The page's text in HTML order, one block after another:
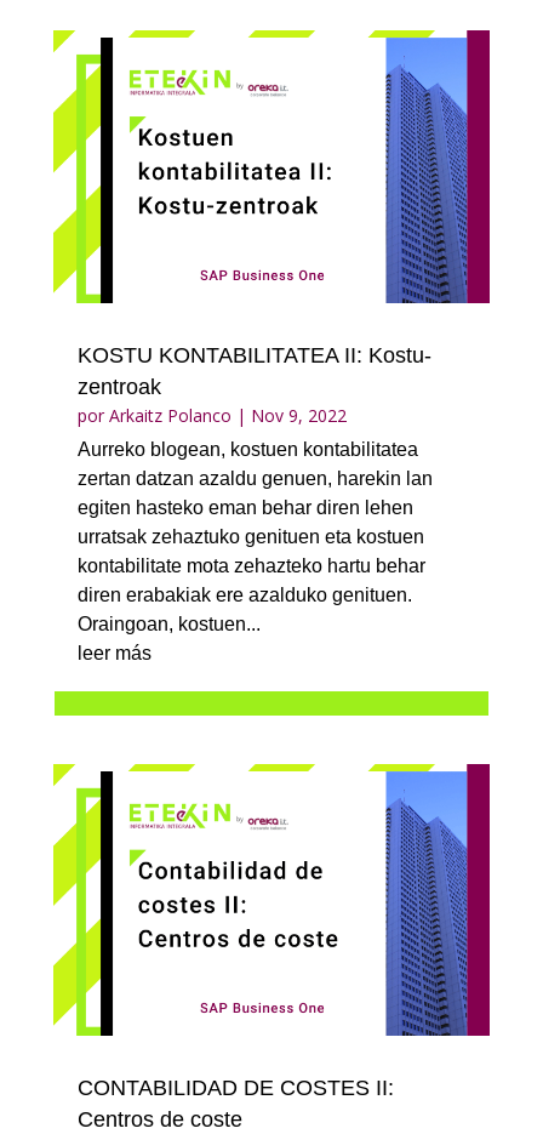
KOSTU KONTABILITATEA II: Kostu-
zentroak
porArkaitz Polanco | Nov 9, 2022
Aurreko blogean, kostuen kontabilitatea
zertan datzan azaldu genuen, harekin lan
egiten hasteko eman behar diren lehen
urratsak zehaztuko genituen eta kostuen
kontabilitate mota zehazteko hartu behar
diren erabakiak ere azalduko genituen.
Oraingoan, kostuen...
leer más
CONTABILIDAD DE COSTES II:
Centros de coste